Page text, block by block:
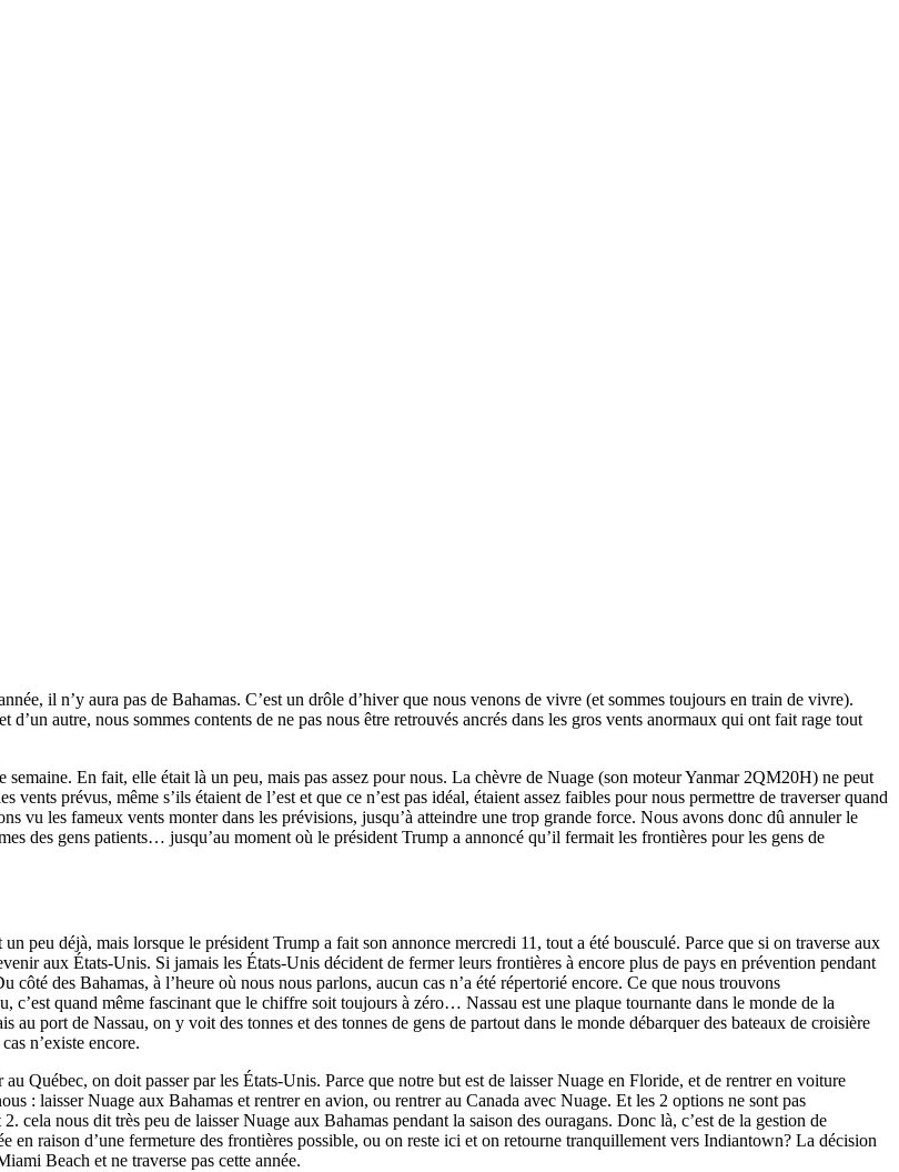
il n’y aura pas de Bahamas. C’est un drôle d’hiver que nous venons de vivre (et sommes toujours en train de vivre).
autre, nous sommes contents de ne pas nous être retrouvés ancrés dans les gros vents anormaux qui ont fait rage tout
semaine. En fait, elle était là un peu, mais pas assez pour nous. La chèvre de Nuage (son moteur Yanmar 2QM20H) ne peut
prévus, même s’ils étaient de l’est et que ce n’est pas idéal, étaient assez faibles pour nous permettre de traverser quand
vu les fameux vents monter dans les prévisions, jusqu’à atteindre une trop grande force. Nous avons donc dû annuler le
des gens patients… jusqu’au moment où le président Trump a annoncé qu’il fermait les frontières pour les gens de
peu déjà, mais lorsque le président Trump a fait son annonce mercredi 11, tout a été bousculé. Parce que si on traverse aux
aux États-Unis. Si jamais les États-Unis décident de fermer leurs frontières à encore plus de pays en prévention pendant
des Bahamas, à l’heure où nous nous parlons, aucun cas n’a été répertorié encore. Ce que nous trouvons
c’est quand même fascinant que le chiffre soit toujours à zéro… Nassau est une plaque tournante dans le monde de la
port de Nassau, on y voit des tonnes et des tonnes de gens de partout dans le monde débarquer des bateaux de croisière
n’existe encore.
Québec, on doit passer par les États-Unis. Parce que notre but est de laisser Nuage en Floride, et de rentrer en voiture
: laisser Nuage aux Bahamas et rentrer en avion, ou rentrer au Canada avec Nuage. Et les 2 options ne sont pas
cela nous dit très peu de laisser Nuage aux Bahamas pendant la saison des ouragans. Donc là, c’est de la gestion de
raison d’une fermeture des frontières possible, ou on reste ici et on retourne tranquillement vers Indiantown? La décision
Beach et ne traverse pas cette année.